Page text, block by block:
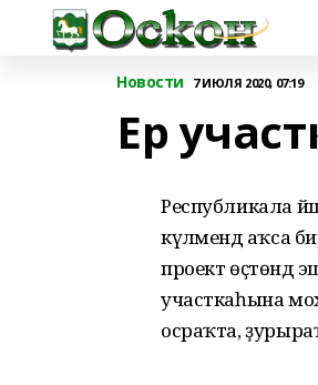
Новости 7 ИЮЛЯ 2020, 07:19
Ер
Республикала
күләмендә аҡса
проект өҫтөндә
участкаһына
осраҡта,